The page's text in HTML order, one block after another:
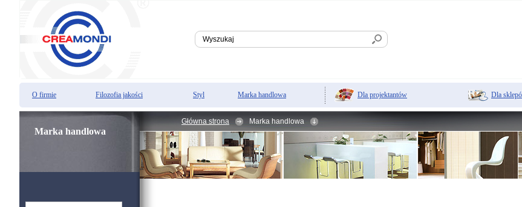
O firmie Filozofia jakości Styl Marka handlowa Dla projektantów Dla
Marka handlowa
Główna strona Marka handlowa